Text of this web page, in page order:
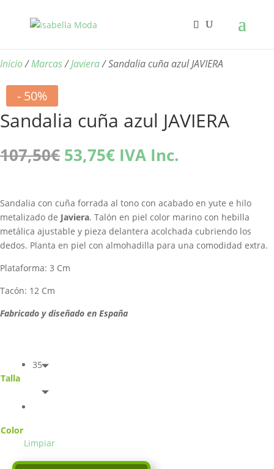
Inicio/Marcas/Javiera/ Sandalia cuña azul JAVIERA
- 50%
Sandalia cuña azul JAVIERA
107,50€ El
precio
era:
107,50€.
53,75€El
precio
es:
53,75€.
IVA Inc.
Sandalia con cuña forrada al tono con acabado en yute e hilo
metalizado de Javiera. Talón en piel color marino con hebilla
metálica ajustable y pieza delantera acolchada cubriendo los
dedos. Planta en piel con almohadilla para una comodidad extra.
Plataforma: 3 Cm
Tacón: 12 Cm
Fabricado y diseñado en España
Talla
35
Color
Limpiar